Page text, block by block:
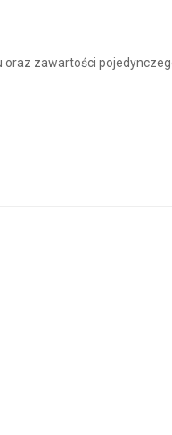
zawartości